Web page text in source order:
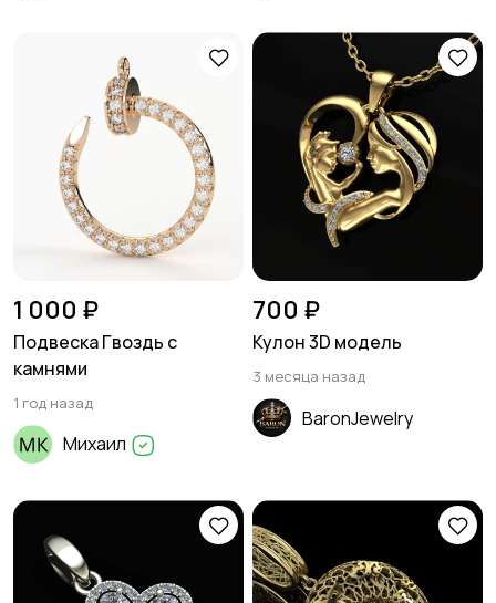
1 000 ₽
Подвеска Гвоздь с
камнями
1 год назад
Михаил
700 ₽
Кулон 3D модель
3 месяца назад
BaronJewelry